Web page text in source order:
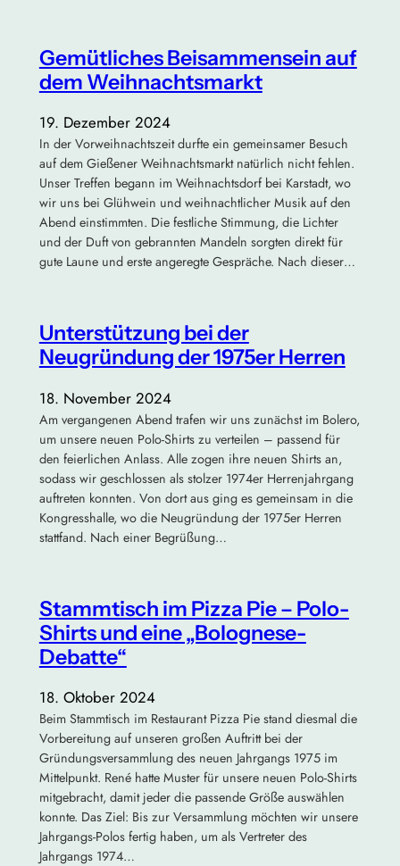
Gemütliches Beisammensein auf
dem Weihnachtsmarkt
19. Dezember 2024
In der Vorweihnachtszeit durfte ein gemeinsamer Besuch
auf dem Gießener Weihnachtsmarkt natürlich nicht fehlen.
Unser Treffen begann im Weihnachtsdorf bei Karstadt, wo
wir uns bei Glühwein und weihnachtlicher Musik auf den
Abend einstimmten. Die festliche Stimmung, die Lichter
und der Duft von gebrannten Mandeln sorgten direkt für
gute Laune und erste angeregte Gespräche. Nach dieser…
Unterstützung bei der
Neugründung der 1975er Herren
18. November 2024
Am vergangenen Abend trafen wir uns zunächst im Bolero,
um unsere neuen Polo-Shirts zu verteilen – passend für
den feierlichen Anlass. Alle zogen ihre neuen Shirts an,
sodass wir geschlossen als stolzer 1974er Herrenjahrgang
auftreten konnten. Von dort aus ging es gemeinsam in die
Kongresshalle, wo die Neugründung der 1975er Herren
stattfand. Nach einer Begrüßung…
Stammtisch im Pizza Pie – Polo-
Shirts und eine „Bolognese-
Debatte“
18. Oktober 2024
Beim Stammtisch im Restaurant Pizza Pie stand diesmal die
Vorbereitung auf unseren großen Auftritt bei der
Gründungsversammlung des neuen Jahrgangs 1975 im
Mittelpunkt. René hatte Muster für unsere neuen Polo-Shirts
mitgebracht, damit jeder die passende Größe auswählen
konnte. Das Ziel: Bis zur Versammlung möchten wir unsere
Jahrgangs-Polos fertig haben, um als Vertreter des
Jahrgangs 1974…